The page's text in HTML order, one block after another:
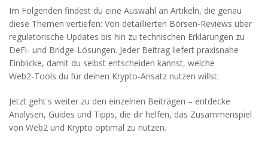
Im Folgenden findest du eine Auswahl an Artikeln, die genau
diese Themen vertiefen: Von detaillierten Börsen‑Reviews über
regulatorische Updates bis hin zu technischen Erklärungen zu
DeFi‑ und Bridge‑Lösungen. Jeder Beitrag liefert praxisnahe
Einblicke, damit du selbst entscheiden kannst, welche
Web2‑Tools du für deinen Krypto‑Ansatz nutzen willst.
Jetzt geht's weiter zu den einzelnen Beiträgen – entdecke
Analysen, Guides und Tipps, die dir helfen, das Zusammenspiel
von Web2 und Krypto optimal zu nutzen.